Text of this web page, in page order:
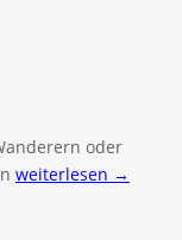
oder
weiterlesen →